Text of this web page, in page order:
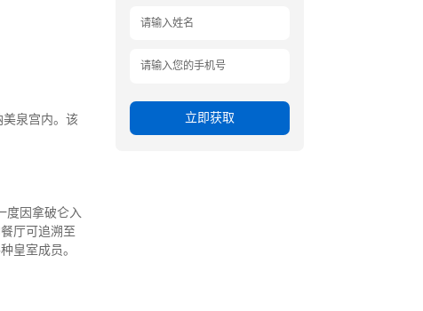
美泉宫内。该
度因拿破仑入
厅可追溯至
皇室成员。
立即获取